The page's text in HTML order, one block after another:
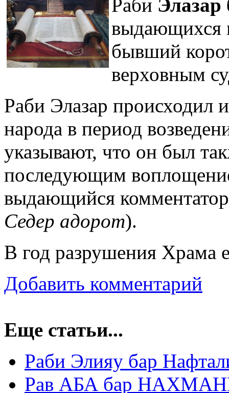
Раби Элазар
выдающихся
бывший
верховным
Раби Элазар происходил
народа в период
указывают, что он был
последующим
выдающийся
Седер адорот).
В год разрушения Храма
Добавить комментарий
Еще статьи...
Раби Элияу бар
Рав АБА бар